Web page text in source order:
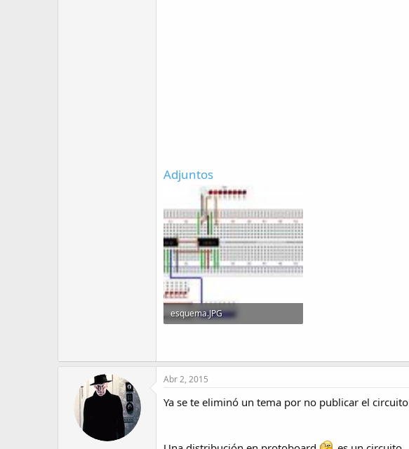
Adjuntos
esquema.JPG
Abr 2, 2015
Ya se te eliminó un tema por no publicar el circuito